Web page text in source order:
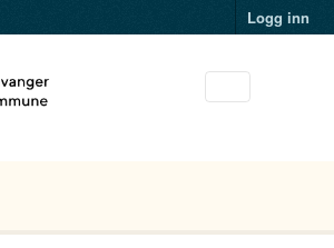
Logg inn